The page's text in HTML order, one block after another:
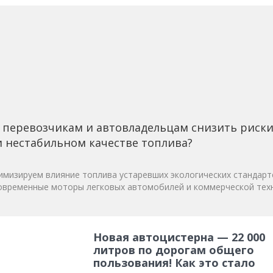
перевозчикам и автовладельцам снизить риски
нестабильном качестве топлива?
влияние топлива устаревших экологических
моторы легковых автомобилей и коммерческой
Новая автоцистерна — 22 000
литров по дорогам общего
пользования! Как это стало